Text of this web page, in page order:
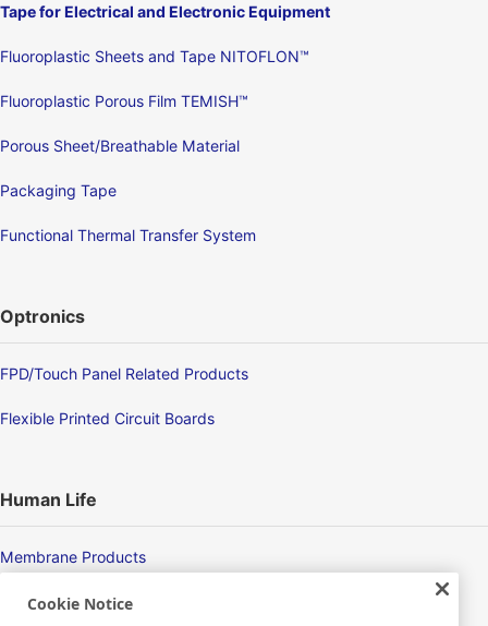
Tape for Electrical and Electronic Equipment
Fluoroplastic Sheets and Tape NITOFLON™
Fluoroplastic Porous Film TEMISH™
Porous Sheet/Breathable Material
Packaging Tape
Functional Thermal Transfer System
Optronics
FPD/Touch Panel Related Products
Flexible Printed Circuit Boards
Human Life
Membrane Products
Medical Products
Cookie Notice